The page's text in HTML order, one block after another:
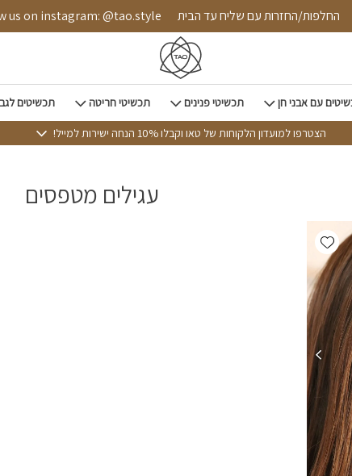
החלפות/החזרות עם שליח עד הבית us on instagram: @tao.style
עם אבני חן תכשיטי פנינים תכשיטי חריטה תכשיטים
הצטרפו למועדון הלקוחות של טאו וקבלו 10% הנחה ישירות למייל!
עגילים מטפסים
Add wishlist